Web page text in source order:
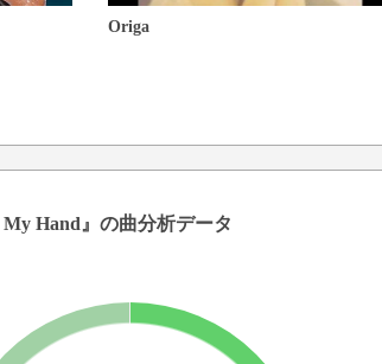
Origa
Hand』の曲分析データ